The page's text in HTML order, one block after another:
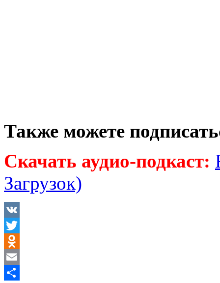
Также можете
Скачать аудио-подкаст:
Загрузок)
VK
Twitter
Odnoklassniki
Email